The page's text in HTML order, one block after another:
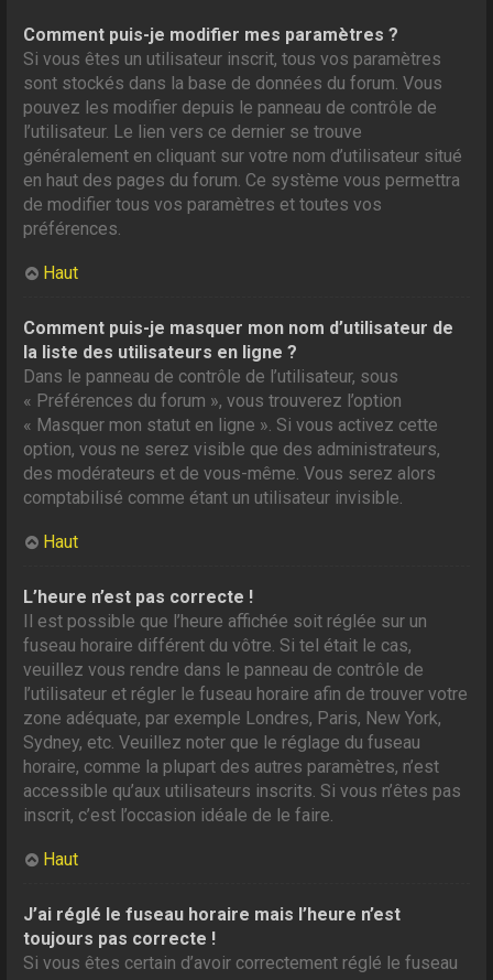
Comment puis-je modifier mes paramètres ?
Si vous êtes un utilisateur inscrit, tous vos paramètres
sont stockés dans la base de données du forum. Vous
pouvez les modifier depuis le panneau de contrôle de
l’utilisateur. Le lien vers ce dernier se trouve
généralement en cliquant sur votre nom d’utilisateur situé
en haut des pages du forum. Ce système vous permettra
de modifier tous vos paramètres et toutes vos
préférences.
Haut
Comment puis-je masquer mon nom d’utilisateur de
la liste des utilisateurs en ligne ?
Dans le panneau de contrôle de l’utilisateur, sous
« Préférences du forum », vous trouverez l’option
« Masquer mon statut en ligne ». Si vous activez cette
option, vous ne serez visible que des administrateurs,
des modérateurs et de vous-même. Vous serez alors
comptabilisé comme étant un utilisateur invisible.
Haut
L’heure n’est pas correcte !
Il est possible que l’heure affichée soit réglée sur un
fuseau horaire différent du vôtre. Si tel était le cas,
veuillez vous rendre dans le panneau de contrôle de
l’utilisateur et régler le fuseau horaire afin de trouver votre
zone adéquate, par exemple Londres, Paris, New York,
Sydney, etc. Veuillez noter que le réglage du fuseau
horaire, comme la plupart des autres paramètres, n’est
accessible qu’aux utilisateurs inscrits. Si vous n’êtes pas
inscrit, c’est l’occasion idéale de le faire.
Haut
J’ai réglé le fuseau horaire mais l’heure n’est
toujours pas correcte !
Si vous êtes certain d’avoir correctement réglé le fuseau